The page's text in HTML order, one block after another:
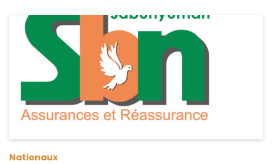
Nationaux